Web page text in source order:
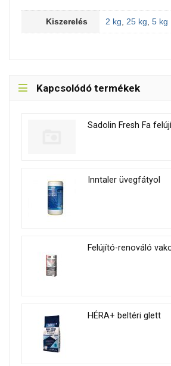
Kiszerelés 2 kg, 25 kg, 5 kg
Kapcsolódó termékek
Sadolin Fresh Fa
Inntaler üvegfátyol
Felújító-renováló
HÉRA+ beltéri glett